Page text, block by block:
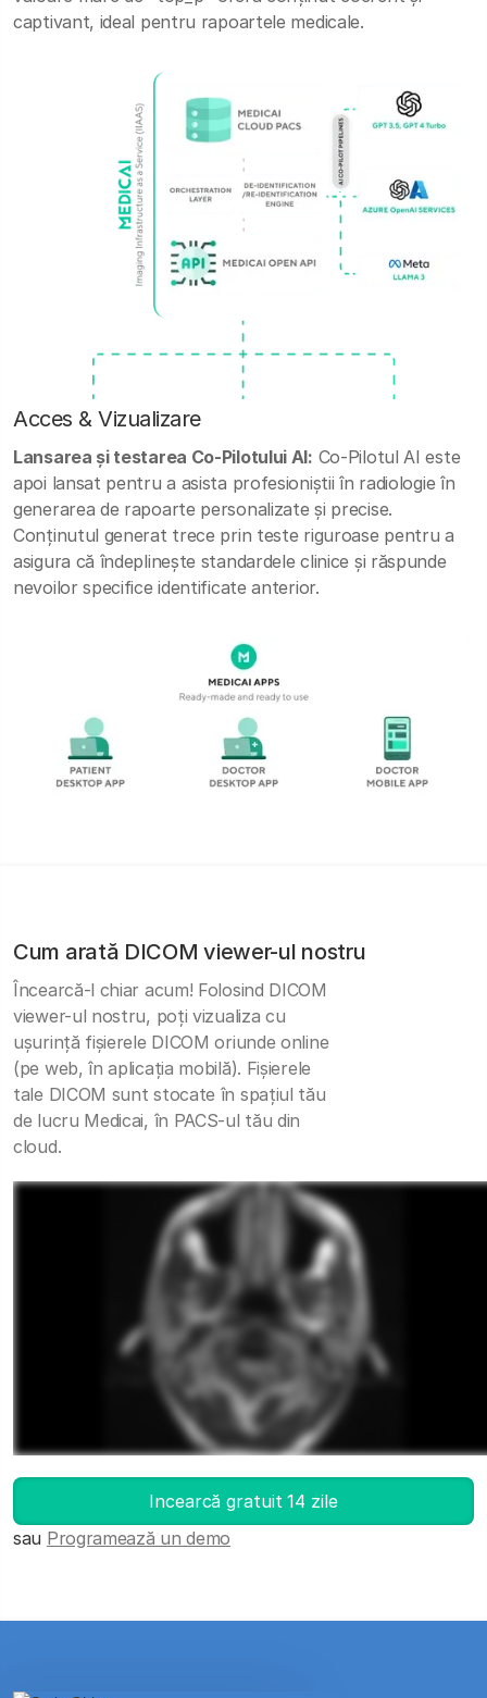
captivant, ideal pentru rapoartele medicale.
Acces & Vizualizare
Lansarea și testarea Co-Pilotului AI: Co-Pilotul AI este
apoi lansat pentru a asista profesioniștii în radiologie în
generarea de rapoarte personalizate și precise.
Conținutul generat trece prin teste riguroase pentru a
asigura că îndeplinește standardele clinice și răspunde
nevoilor specifice identificate anterior.
Cum arată DICOM viewer-ul nostru
Încearcă-l chiar acum! Folosind DICOM
viewer-ul nostru, poți vizualiza cu
ușurință fișierele DICOM oriunde online
(pe web, în aplicația mobilă). Fișierele
tale DICOM sunt stocate în spațiul tău
de lucru Medicai, în PACS-ul tău din
cloud.
Incearcă gratuit 14 zile
sau Programează un demo